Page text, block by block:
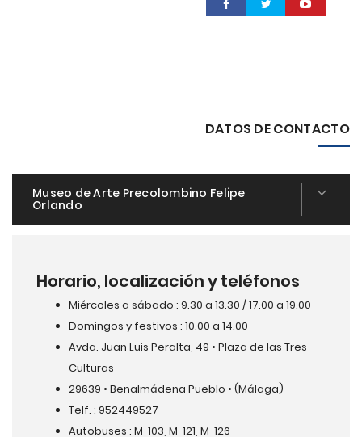
DATOS DE CONTACTO
Museo de Arte Precolombino Felipe
Orlando
Horario, localización y teléfonos
Miércoles a sábado : 9.30 a 13.30 / 17.00 a 19.00
Domingos y festivos : 10.00 a 14.00
Avda. Juan Luis Peralta, 49 • Plaza de las Tres
Culturas
29639 • Benalmádena Pueblo • (Málaga)
Telf. : 952449527
Autobuses : M-103, M-121, M-126